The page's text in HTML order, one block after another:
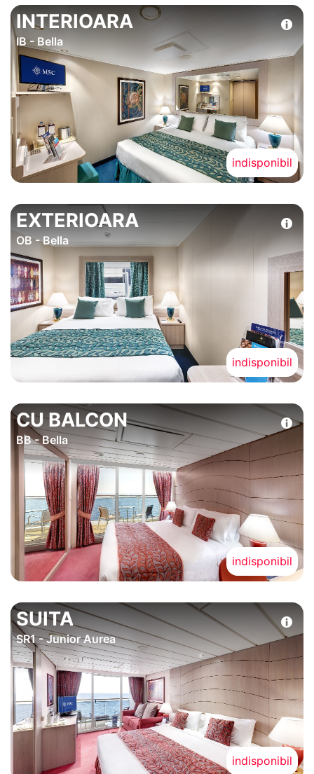
INTERIOARA
IB - Bella
indisponibil
EXTERIOARA
OB - Bella
indisponibil
CU BALCON
BB - Bella
indisponibil
SUITA
SR1 - Junior Aurea
indisponibil